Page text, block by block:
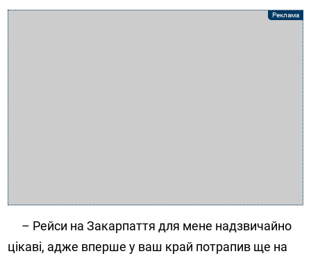
– Рейси на Закарпаття для мене надзвичайно
цікаві, адже вперше у ваш край потрапив ще на